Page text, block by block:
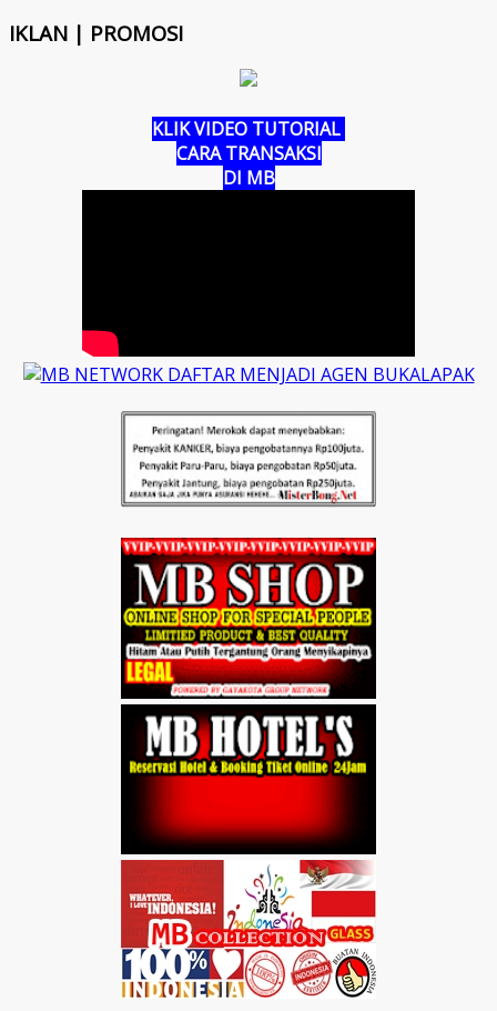
IKLAN | PROMOSI
KLIK VIDEO TUTORIAL
CARA TRANSAKSI
DI MB